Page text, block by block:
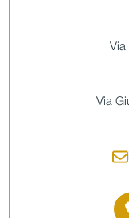
Via
Via